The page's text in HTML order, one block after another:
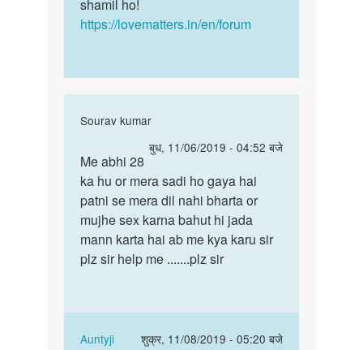
shamil ho!
https://lovematters.in/en/forum
Sourav kumar
बुध, 11/06/2019 - 04:52 बजे
In
to
Hello
bete.
Hum
apki
kya
Me
abhi
28
ka
hu
or
Me abhi 28
ka hu or mera sadi ho gaya hai
patni se mera dil nahi bharta or
mujhe sex karna bahut hi jada
mann karta hai ab me kya karu sir
plz sir help me .......plz sir
Auntyji
शुक्र, 11/08/2019 - 05:20 बजे
In